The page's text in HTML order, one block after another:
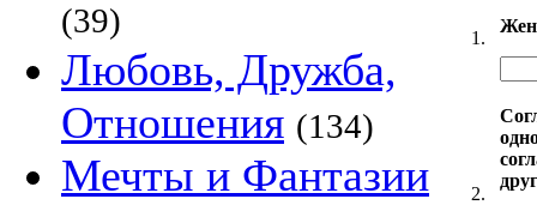
(39)
Любовь, Дружба,
Отношения (134)
Мечты и Фантазии
1.
2.